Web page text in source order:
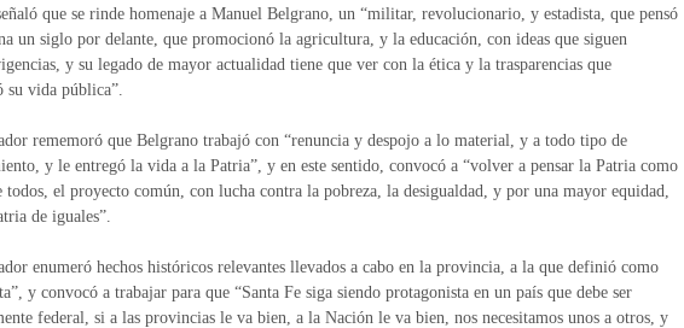
que se rinde homenaje a Manuel Belgrano, un “militar, revolucionario, y estadista, que pensó
un siglo por delante, que promocionó la agricultura, y la educación, con ideas que siguen
y su legado de mayor actualidad tiene que ver con la ética y la trasparencias que
su vida pública”.
rememoró que Belgrano trabajó con “renuncia y despojo a lo material, y a todo tipo de
y le entregó la vida a la Patria”, y en este sentido, convocó a “volver a pensar la Patria como
todos, el proyecto común, con lucha contra la pobreza, la desigualdad, y por una mayor equidad,
de iguales”.
enumeró hechos históricos relevantes llevados a cabo en la provincia, a la que definió como
y convocó a trabajar para que “Santa Fe siga siendo protagonista en un país que debe ser
federal, si a las provincias le va bien, a la Nación le va bien, nos necesitamos unos a otros, y